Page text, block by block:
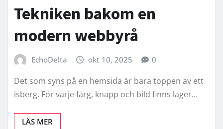
Tekniken bakom en
modern webbyrå
EchoDelta okt 10, 2025 0
Det som syns på en hemsida är bara toppen av ett
isberg. För varje färg, knapp och bild finns lager…
LÄS MER